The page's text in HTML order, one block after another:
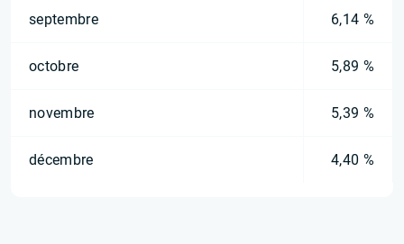
septembre 6,14 %
octobre 5,89 %
novembre 5,39 %
décembre 4,40 %